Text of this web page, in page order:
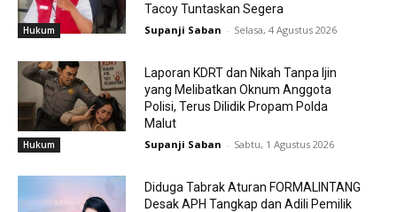
Hukum
Tacoy Tuntaskan Segera
Supanji Saban - Selasa, 4 Agustus 2026
Hukum
Laporan KDRT dan Nikah Tanpa Ijin
yang Melibatkan Oknum Anggota
Polisi, Terus Dilidik Propam Polda
Malut
Supanji Saban - Sabtu, 1 Agustus 2026
Diduga Tabrak Aturan FORMALINTANG
Desak APH Tangkap dan Adili Pemilik